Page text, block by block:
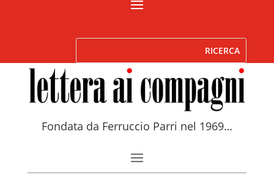
Fondata da Ferruccio Parri nel 1969…